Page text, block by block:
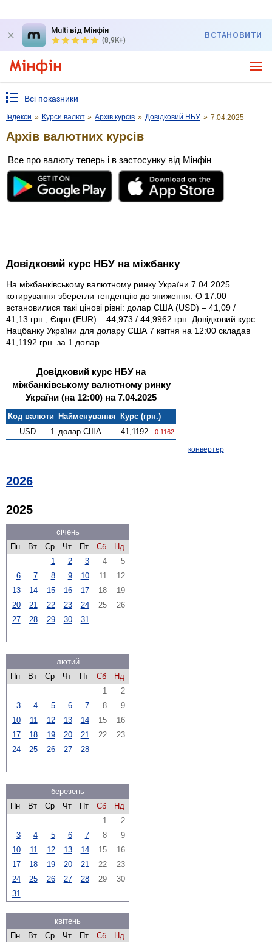
Multi від Мінфін
(8,9K+)
ВСТАНОВИТИ
Всі показники
Індекси » Курси валют » Архів курсів » Довідковий НБУ » 7.04.2025
Архів валютних курсів
Все про валюту теперь і в застосунку від Мінфін
Довідковий курс НБУ на міжбанку
На міжбанківському валютному ринку України 7.04.2025
котирування зберегли тенденцію до зниження. О 17:00
встановилися такі цінові рівні: долар США (USD) – 41,09 /
41,13 грн., Євро (EUR) – 44,973 / 44,9962 грн. Довідковий курс
Нацбанку України для долару США 7 квітня на 12:00 складав
41,1192 грн. за 1 долар.
Довідковий курс НБУ на
міжбанківському валютному ринку
України (на 12:00) на 7.04.2025
Код валюти Найменування
Курс (грн.)
USD
1 долар США 41,1192 -0.1162
конвертер
2026
2025
січень
Пн
Вт Ср Чт Пт Сб
Нд
1
2 3 4
5
6
7 8 9 10 11
12
13
14 15 16 17 18
19
20
21 22 23 24 25
26
27
28 29 30 31
лютий
Пн
Вт Ср Чт Пт Сб
Нд
1
2
3
4 5 6 7 8
9
10
11 12 13 14 15
16
17
18 19 20 21 22
23
24
25 26 27 28
березень
Пн
Вт Ср Чт Пт Сб
Нд
1
2
3
4 5 6 7 8
9
10
11 12 13 14 15
16
17
18 19 20 21 22
23
24
25 26 27 28 29
30
31
квітень
Пн
Вт Ср Чт Пт Сб
Нд